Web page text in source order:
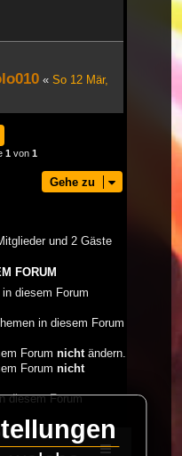
« So 12 Mär,
1 von 1
Gehe zu
und 2 Gäste
FORUM
diesem Forum
in diesem Forum
Forum nichtändern.
Forum nicht
diesem Forum